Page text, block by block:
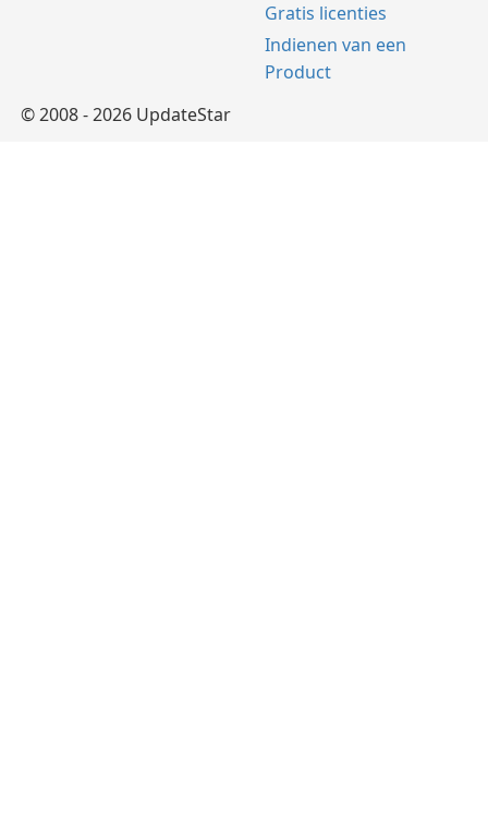
Gratis licenties
Indienen van een
Product
© 2008 - 2026 UpdateStar